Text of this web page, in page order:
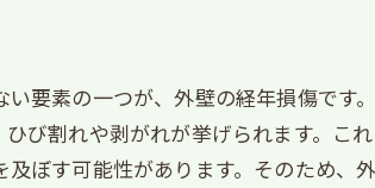
要素の一つが、外壁の経年損傷で
び割れや剥がれが挙げられます。こ
ぼす可能性があります。そのため